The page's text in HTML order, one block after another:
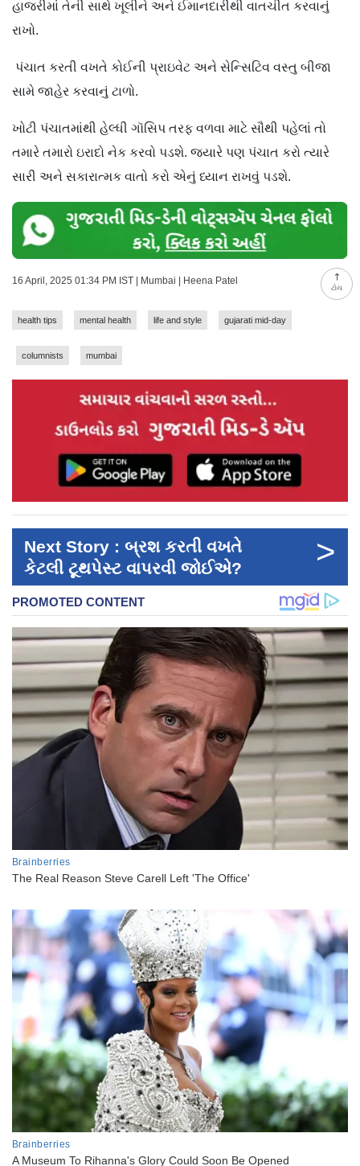
ટોચ
હાજરીમાં તેની સાથે ખૂલીને અને ઈમાનદારીથી વાતચીત કરવાનું
રાખો.
પંચાત કરતી વખતે કોઈની પ્રાઇવેટ અને સેન્સિટિવ વસ્તુ બીજા
સામે જાહેર કરવાનું ટાળો.
ખોટી પંચાતમાંથી હેલ્ધી ગૉસિપ તરફ વળવા માટે સૌથી પહેલાં તો
તમારે તમારો ઇરાદો નેક કરવો પડશે. જ્યારે પણ પંચાત કરો ત્યારે
સારી અને સકારાત્મક વાતો કરો એનું ધ્યાન રાખવું પડશે.
16 April, 2025 01:34 PM IST | Mumbai | Heena Patel
health tips mental health life and style gujarati mid-day
columnists mumbai
Next Story : બ્રશ કરતી વખતે
કેટલી ટૂથપેસ્ટ વાપરવી જોઈએ?
>